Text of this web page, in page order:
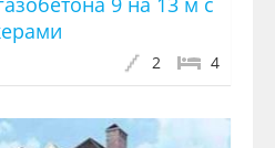
4
2